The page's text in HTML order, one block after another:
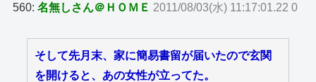
560:名無しさん＠ＨＯＭＥ 2011/08/03(水) 11:17:01.22 0
そして先月末、家に簡易書留が届いたので玄関
を開けると、あの女性が立ってた。